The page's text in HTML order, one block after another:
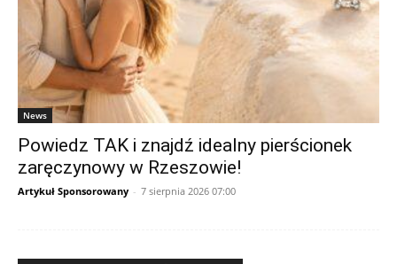
News
Powiedz TAK i znajdź idealny pierścionek
zaręczynowy w Rzeszowie!
Artykuł Sponsorowany - 7 sierpnia 2026 07:00